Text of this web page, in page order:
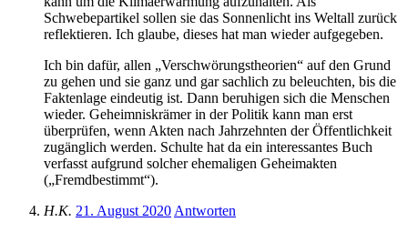
Schwebepartikel sollen sie das Sonnenlicht ins Weltall zurück
reflektieren. Ich glaube, dieses hat man wieder aufgegeben.
Ich bin dafür, allen „Verschwörungstheorien“ auf den Grund
zu gehen und sie ganz und gar sachlich zu beleuchten, bis die
Faktenlage eindeutig ist. Dann beruhigen sich die Menschen
wieder. Geheimniskrämer in der Politik kann man erst
überprüfen, wenn Akten nach Jahrzehnten der Öffentlichkeit
zugänglich werden. Schulte hat da ein interessantes Buch
verfasst aufgrund solcher ehemaligen Geheimakten
(„Fremdbestimmt“).
H.K. 21. August 2020 Antworten